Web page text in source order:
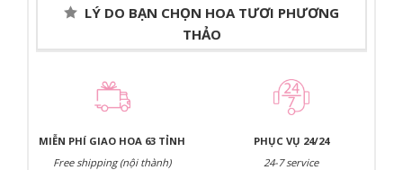
LÝ DO BẠN CHỌN HOA TƯƠI PHƯƠNG
THẢO
MIỄN PHÍ GIAO HOA 63 TỈNH
Free shipping (nội thành)
PHỤC VỤ 24/24
24-7 service